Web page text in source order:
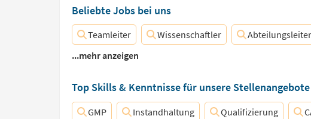
Beliebte Jobs bei uns
Teamleiter Wissenschaftler Abteilungsleiter
...mehr anzeigen
Top Skills & Kenntnisse für unsere Stellenangebote
GMP Instandhaltung Qualifizierung